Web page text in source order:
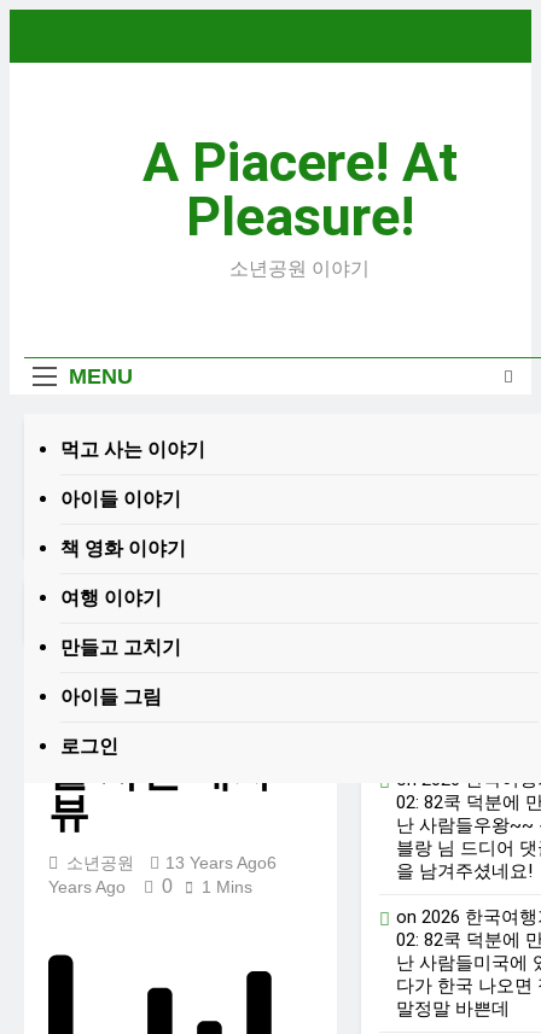
content
A Piacere! At
Pleasure!
소년공원 이야기
MENU
먹고 사는 이야기
아이들 이야기
책 영화 이야기
여행 이야기
만들고 고치기
아이들 그림
로그인
HEADLINES
2026 한국 여행기 01:
대통령과 만난 날
3 Weeks Ago
코난군의 고등학교 졸
2 Months Ago2 Months Ago
Home 2013
아이들 이야기
돌 사진 데자
뷰
소년공원 13 Years Ago6
Years Ago
0 1 Mins
on 2026 한국여
02: 82쿡 덕분에
난 사람들우왕~~
블랑 님 드디어
을 남겨주셨네요!
on 2026 한국여
02: 82쿡 덕분에
난 사람들미국에
다가 한국 나오면
말정말 바쁜데